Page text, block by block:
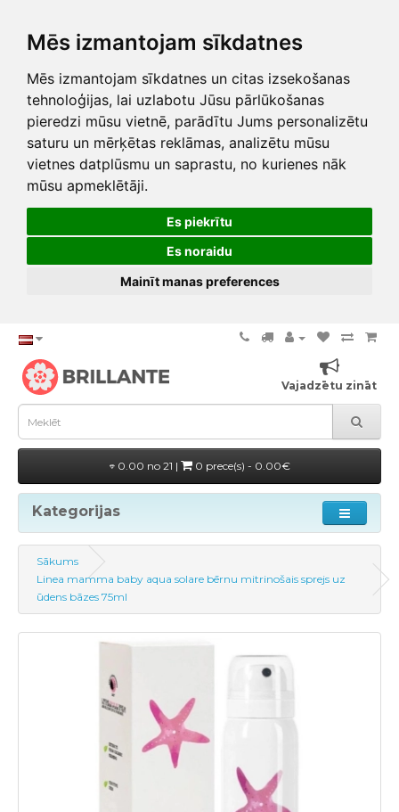
Mēs izmantojam sīkdatnes
Mēs izmantojam sīkdatnes un citas izsekošanas
tehnoloģijas, lai uzlabotu Jūsu pārlūkošanas
pieredzi mūsu vietnē, parādītu Jums personalizētu
saturu un mērķētas reklāmas, analizētu mūsu
vietnes datplūsmu un saprastu, no kurienes nāk
mūsu apmeklētāji.
Es piekrītu
Es noraidu
Mainīt manas preferences
Vajadzētu zināt
0.00 no 21 | 0 prece(s) - 0.00€
Kategorijas
Sākums
Linea mamma baby aqua solare bērnu mitrinošais sprejs uz
ūdens bāzes 75ml